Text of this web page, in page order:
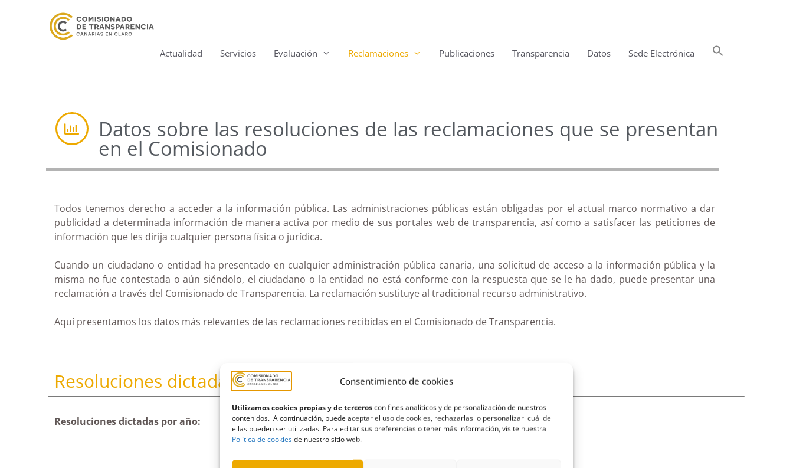
Consentimiento de cookies
Utilizamos cookies propias y de terceroscon fines analíticos y de personalización de nuestros
contenidos. A continuación, puede aceptar el uso de cookies, rechazarlas o personalizar cuál de
ellas pueden ser utilizadas. Para editar sus preferencias o tener más información, visite nuestra
Política de cookiesde nuestro sitio web.
Actualidad Servicios Evaluación Reclamaciones Publicaciones Transparencia Datos Sede Electrónica
Datos sobre las resoluciones de las reclamaciones que se presentan
en el Comisionado
Todos tenemos derecho a acceder a la información pública. Las administraciones públicas están obligadas por el actual marco normativo a dar
publicidad a determinada información de manera activa por medio de sus portales web de transparencia, así como a satisfacer las peticiones de
información que les dirija cualquier persona física o jurídica.
Cuando un ciudadano o entidad ha presentado en cualquier administración pública canaria, una solicitud de acceso a la información pública y la
misma no fue contestada o aún siéndolo, el ciudadano o la entidad no está conforme con la respuesta que se le ha dado, puede presentar una
reclamación a través del Comisionado de Transparencia. La reclamación sustituye al tradicional recurso administrativo.
Aquí presentamos los datos más relevantes de las reclamaciones recibidas en el Comisionado de Transparencia.
Resoluciones dictadas por año y sentido de las mismas:
Resoluciones dictadas por año: Sentido de las resoluciones: